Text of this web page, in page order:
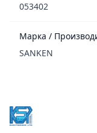
053402
Марка /
SANKEN